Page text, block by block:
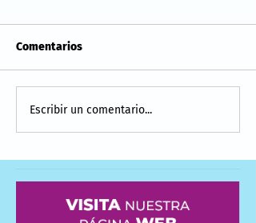
Comentarios
Escribir un comentario...